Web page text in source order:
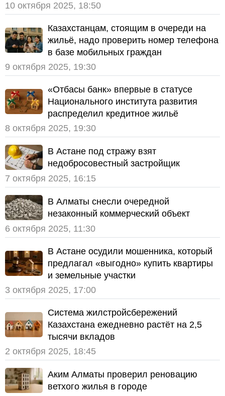
10 октября 2025, 18:50
Казахстанцам, стоящим в очереди на
жильё, надо проверить номер телефона
в базе мобильных граждан
9 октября 2025, 19:30
«Отбасы банк» впервые в статусе
Национального института развития
распределил кредитное жильё
8 октября 2025, 19:30
В Астане под стражу взят
недобросовестный застройщик
7 октября 2025, 16:15
В Алматы снесли очередной
незаконный коммерческий объект
6 октября 2025, 11:30
В Астане осудили мошенника, который
предлагал «выгодно» купить квартиры
и земельные участки
3 октября 2025, 17:00
Система жилстройсбережений
Казахстана ежедневно растёт на 2,5
тысячи вкладов
2 октября 2025, 18:45
Аким Алматы проверил реновацию
ветхого жилья в городе